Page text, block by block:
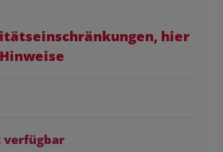
hier
verfügbar